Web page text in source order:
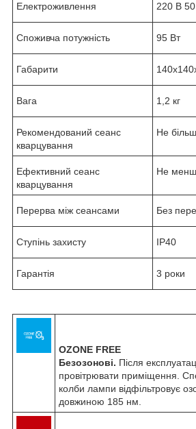
Електроживлення 220 В
Споживча потужність 95 Вт
Габарити
Вага 1,2 кг
Рекомендований сеанс
кварцування
Не
Ефективний сеанс
кварцування
Не
Перерва між сеансами Без
Ступінь захисту IP40
Гарантія 3 роки
OZONE FREE
Безозонові. Після
провітрювати приміщення.
колби лампи відфільтровує
довжиною 185 нм.